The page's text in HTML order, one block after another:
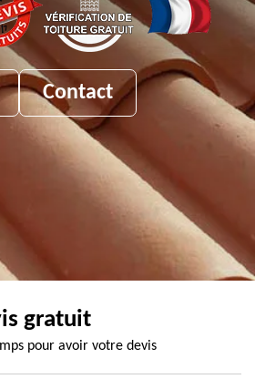
Contact
gratuit
pour avoir votre devis